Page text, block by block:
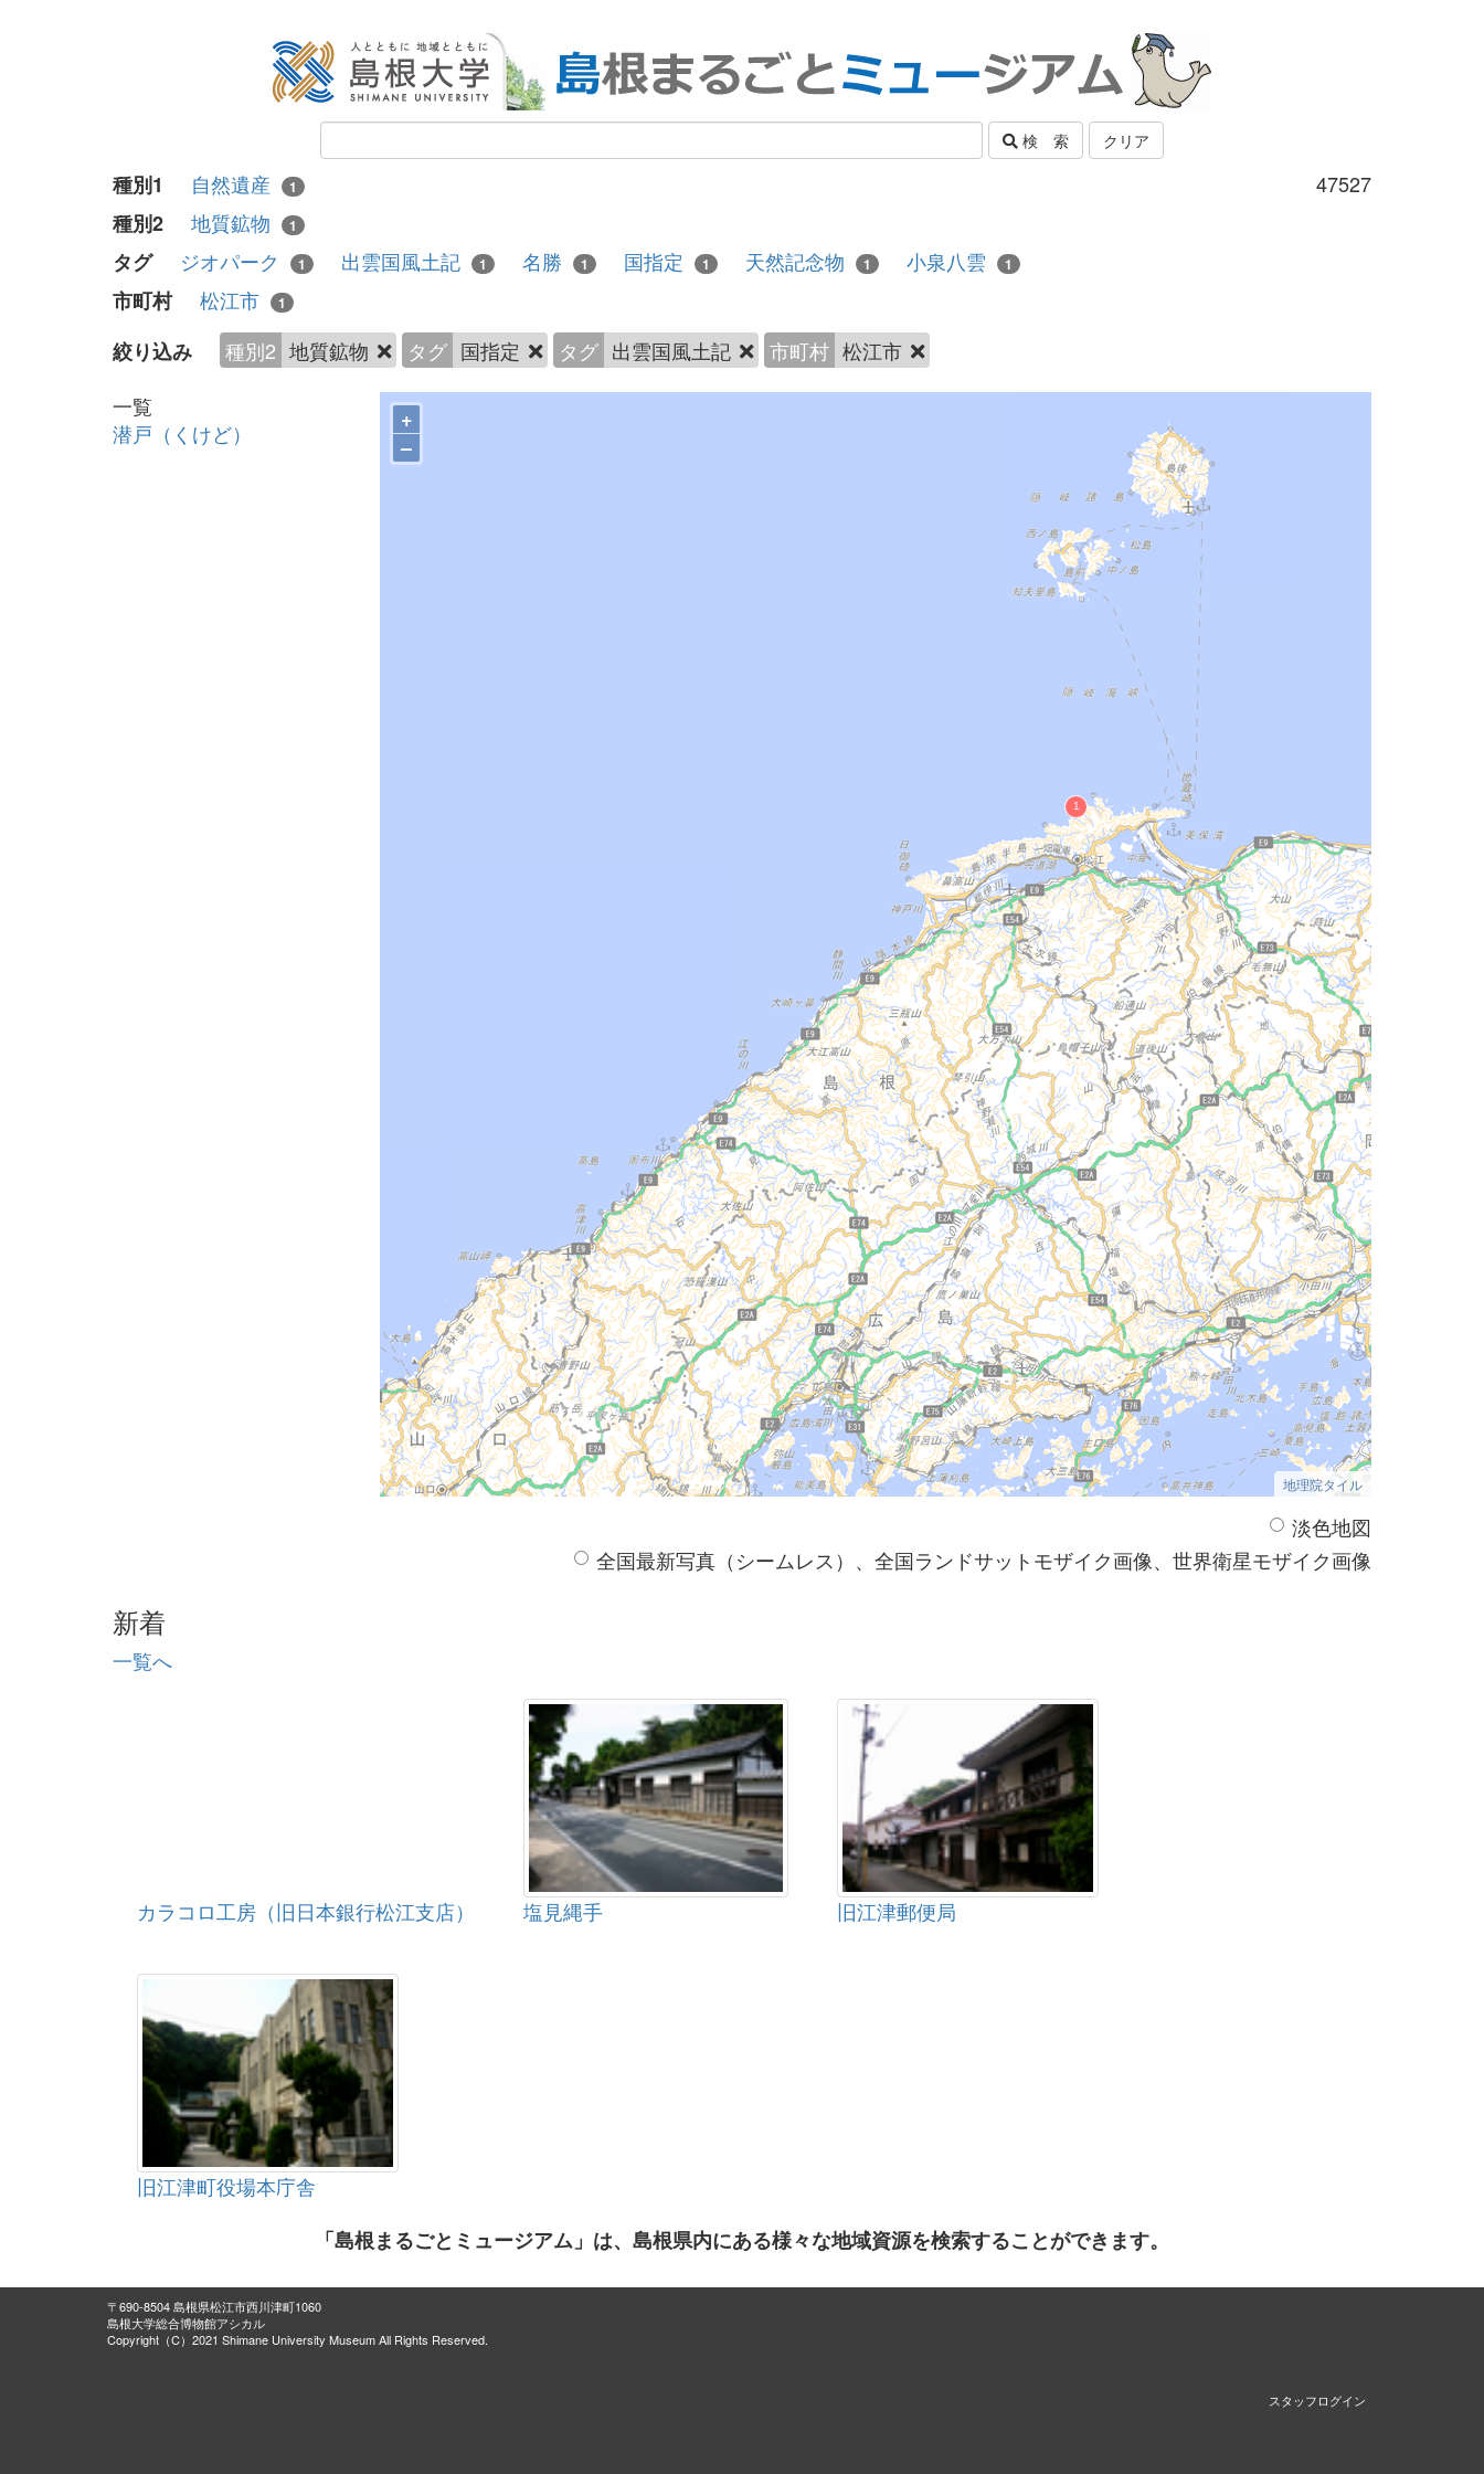
検 索 クリア
47527
種別1 自然遺産 1
種別2 地質鉱物 1
タグ ジオパーク 1 出雲国風土記 1 名勝 1 国指定 1 天然記念物 1 小泉八雲 1
市町村 松江市 1
絞り込み 種別2 地質鉱物 タグ 国指定 タグ 出雲国風土記 市町村 松江市
一覧
潜戸（くけど）
+
–
地理院タイル
淡色地図
全国最新写真（シームレス）、全国ランドサットモザイク画像、世界衛星モザイク画像
新着
一覧へ
カラコロ工房（旧日本銀行松江支店） 塩見縄手 旧江津郵便局
旧江津町役場本庁舎
「島根まるごとミュージアム」は、島根県内にある様々な地域資源を検索することができます。
〒690-8504 島根県松江市西川津町1060
島根大学総合博物館アシカル
Copyright（C）2021 Shimane University Museum All Rights Reserved.
スタッフログイン